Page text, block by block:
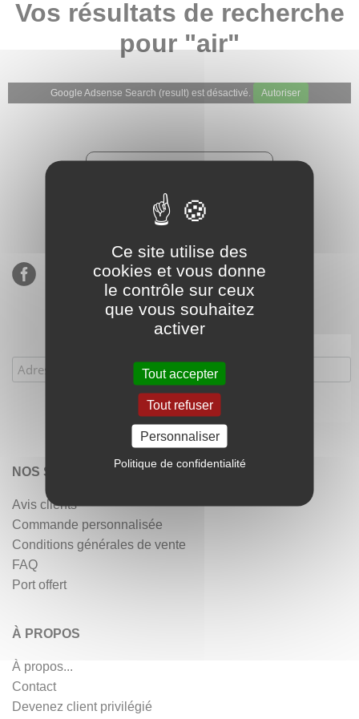
Vos résultats de recherche
pour "air"
Google Adsense Search (result) est désactivé. Autoriser
★★★★★
Etsy : 900 ventes, 294 avis
NOS SERVICES
Avis clients
Commande personnalisée
Conditions générales de vente
FAQ
Port offert
À PROPOS
À propos...
Contact
Devenez client privilégié
Ce site utilise des
cookies et vous donne
le contrôle sur ceux
que vous souhaitez
activer
Tout accepter
Tout refuser
Personnaliser
Politique de confidentialité